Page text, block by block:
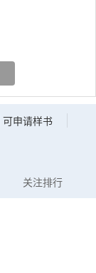
可申请样书
关注排行